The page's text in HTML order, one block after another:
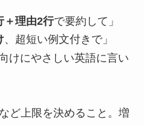
＋理由2行で要約して」
、超短い例文付きで」
けにやさしい英語に言い
など上限を決めること。増